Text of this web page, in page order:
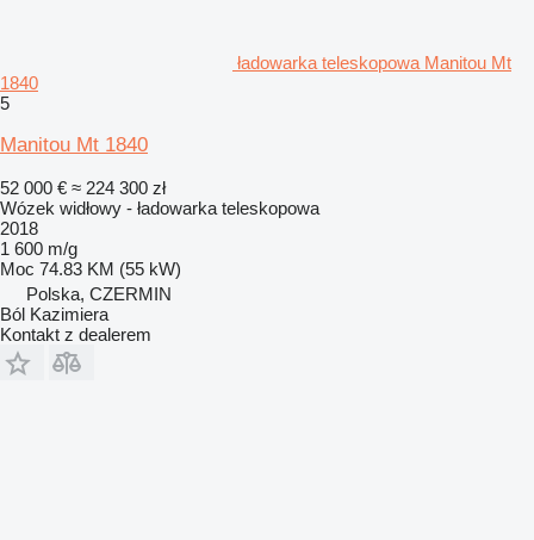
ładowarka teleskopowa Manitou Mt
1840
5
Manitou Mt 1840
52 000 € ≈ 224 300 zł
Wózek widłowy - ładowarka teleskopowa
2018
1 600 m/g
Moc 74.83 KM (55 kW)
Polska, CZERMIN
Ból Kazimiera
Kontakt z dealerem